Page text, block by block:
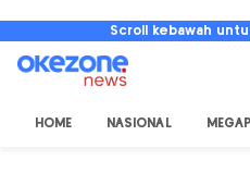
Scroll kebawah
HOME NASIONAL